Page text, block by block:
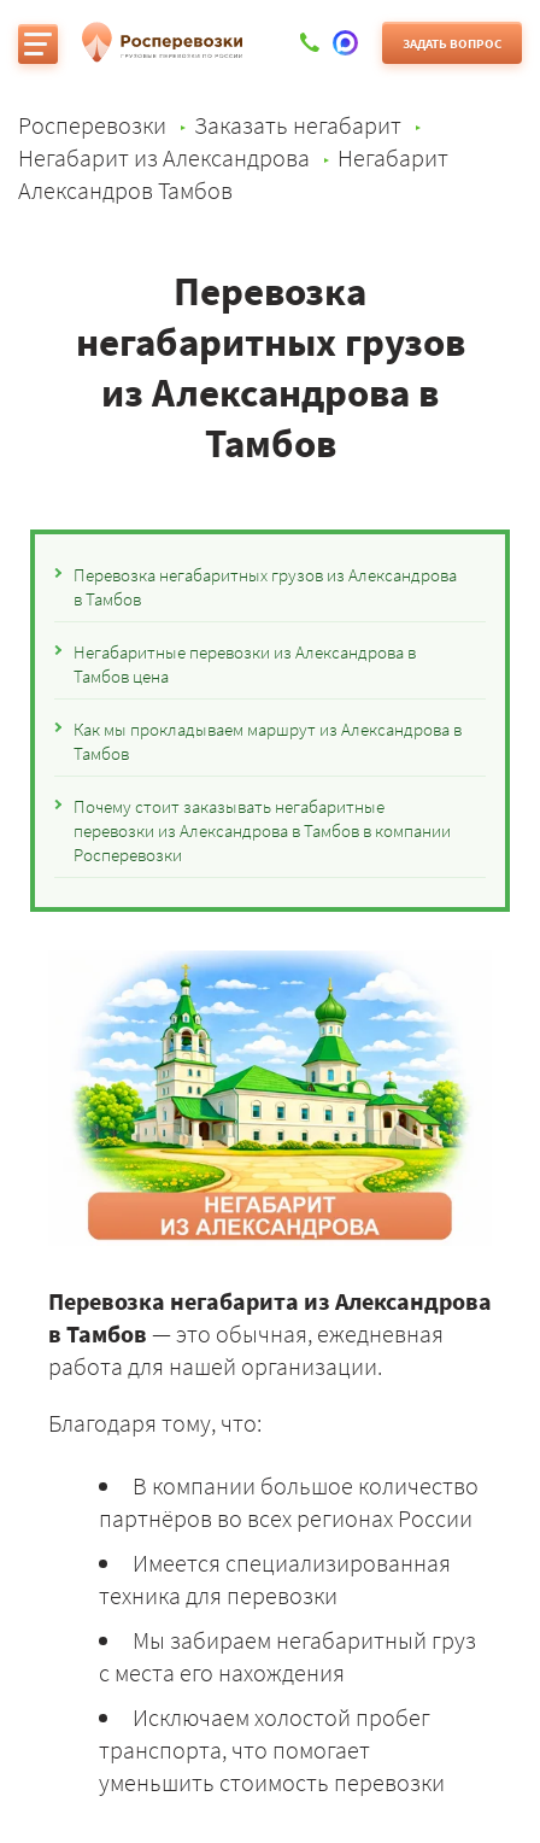
ЗАДАТЬ ВОПРОС
Росперевозки
Заказать негабарит
Негабарит из Александрова
Негабарит
Александров Тамбов
Перевозка
негабаритных грузов
из Александрова в
Тамбов
Перевозка негабаритных грузов из Александрова
в Тамбов
Негабаритные перевозки из Александрова в
Тамбов цена
Как мы прокладываем маршрут из Александрова в
Тамбов
Почему стоит заказывать негабаритные
перевозки из Александрова в Тамбов в компании
Росперевозки
Перевозка негабарита из Александрова
в Тамбов — это обычная, ежедневная
работа для нашей организации.
Благодаря тому, что:
В компании большое количество
партнёров во всех регионах России
Имеется специализированная
техника для перевозки
Мы забираем негабаритный груз
с места его нахождения
Исключаем холостой пробег
транспорта, что помогает
уменьшить стоимость перевозки